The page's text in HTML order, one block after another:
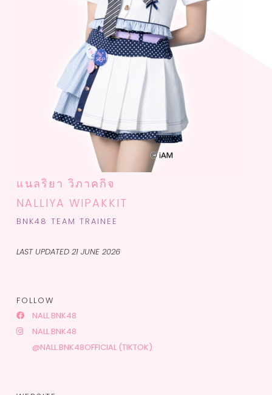
แนลริยา วิภาคกิจ
NALLIYA WIPAKKIT
BNK48 TEAM TRAINEE
LAST UPDATED 21 JUNE 2026
FOLLOW
NALL BNK48
NALL BNK48
@NALL.BNK48OFFICIAL (TIKTOK)